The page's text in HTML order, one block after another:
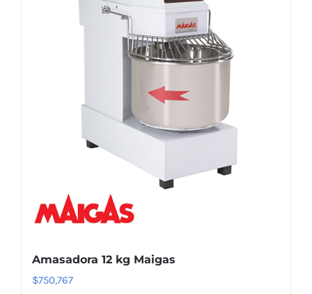
Amasadora 12 kg Maigas
$750,767